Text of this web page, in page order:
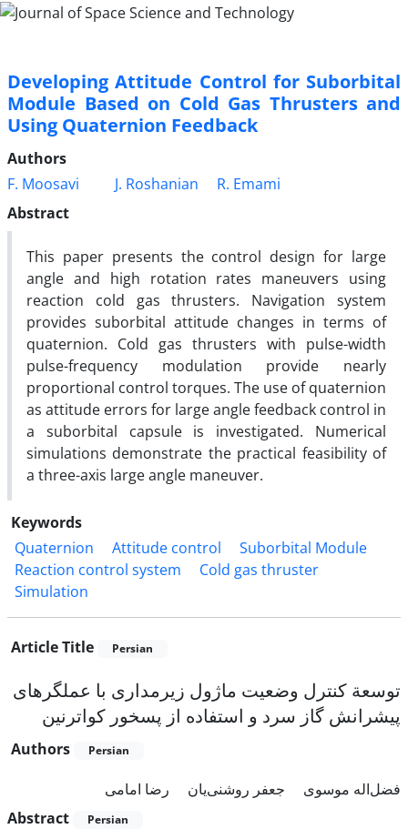
Developing Attitude Control for Suborbital
Module Based on Cold Gas Thrusters and
Using Quaternion Feedback
Authors
F. Moosavi
J. Roshanian
R. Emami
Abstract
This paper presents the control design for large
angle and high rotation rates maneuvers using
reaction cold gas thrusters. Navigation system
provides suborbital attitude changes in terms of
quaternion. Cold gas thrusters with pulse-width
pulse-frequency modulation provide nearly
proportional control torques. The use of quaternion
as attitude errors for large angle feedback control in
a suborbital capsule is investigated. Numerical
simulations demonstrate the practical feasibility of
a three-axis large angle maneuver.
Keywords
Quaternion
Attitude control
Suborbital Module
Reaction control system
Cold gas thruster
Simulation
Article Title Persian
توسعة کنترل وضعیت ماژول زیرمداری با عملگرهای
پیشرانش گاز سرد و استفاده از پسخور کواترنین
Authors Persian
فضل‌اله موسوی جعفر روشنی‌یان
رضا امامی
Abstract
Persian